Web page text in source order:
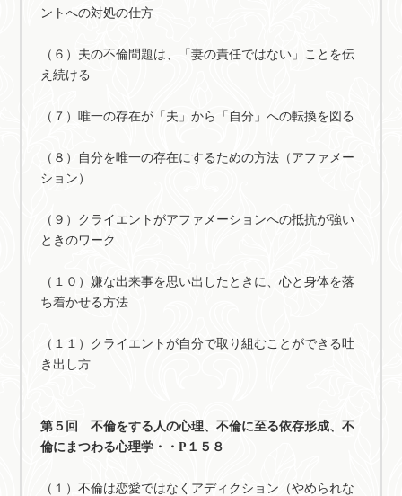
ントへの対処の仕方
（６）夫の不倫問題は、「妻の責任ではない」ことを伝
え続ける
（７）唯一の存在が「夫」から「自分」への転換を図る
（８）自分を唯一の存在にするための方法（アファメー
ション）
（９）クライエントがアファメーションへの抵抗が強い
ときのワーク
（１０）嫌な出来事を思い出したときに、心と身体を落
ち着かせる方法
（１１）クライエントが自分で取り組むことができる吐
き出し方
第５回 不倫をする人の心理、不倫に至る依存形成、不
倫にまつわる心理学・・P１５８
（１）不倫は恋愛ではなくアディクション（やめられな